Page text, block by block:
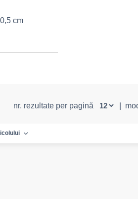
cm
nr. rezultate per pagină